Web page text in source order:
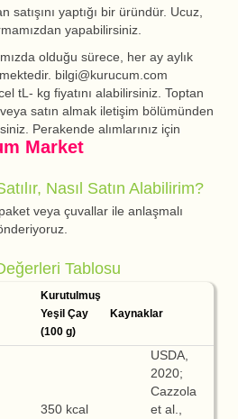
satışını yaptığı bir üründür. Ucuz,
yapabilirsiniz.
olduğu sürece, her ay aylık
bilgi@kurucum.com
tL- kg fiyatını alabilirsiniz. Toptan
satın almak iletişim bölümünden
Perakende alımlarınız için
Market
Nasıl Satın Alabilirim?
veya çuvallar ile anlaşmalı
Tablosu
Kurutulmuş
Yeşil Çay
(100 g)
Kaynaklar
350 kcal
USDA,
2020;
Cazzola
et al.,